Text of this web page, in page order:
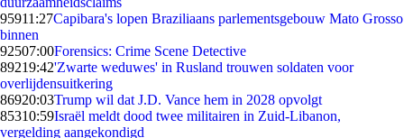
95911:27Capibara's lopen Braziliaans parlementsgebouw Mato Grosso
binnen
92507:00Forensics: Crime Scene Detective
89219:42'Zwarte weduwes' in Rusland trouwen soldaten voor
overlijdensuitkering
86920:03Trump wil dat J.D. Vance hem in 2028 opvolgt
85310:59Israël meldt dood twee militairen in Zuid-Libanon,
vergelding aangekondigd